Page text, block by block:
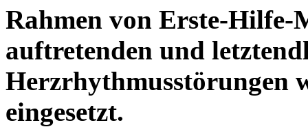
Rahmen von Erste-Hilfe-
auftretenden und
Herzrhythmusstörungen
eingesetzt.